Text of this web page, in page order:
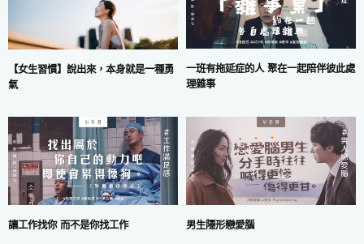
【女生習慣】說出來，本身就是一種勇
氣
一班有拖延症的人 聚在一起陪伴彼此處
理雜事
讓工作找你 而不是你找工作 男生隱形戀愛腦